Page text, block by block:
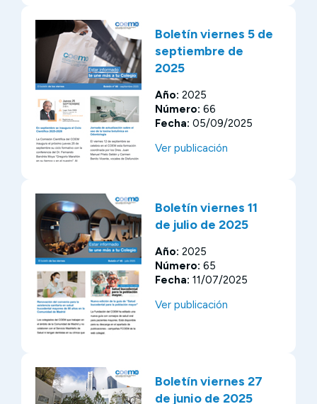
Boletín viernes 5 de
septiembre de
2025
Año: 2025
Número: 66
Fecha: 05/09/2025
Ver publicación
Boletín viernes 11
de julio de 2025
Año: 2025
Número: 65
Fecha: 11/07/2025
Ver publicación
Boletín viernes 27
de junio de 2025